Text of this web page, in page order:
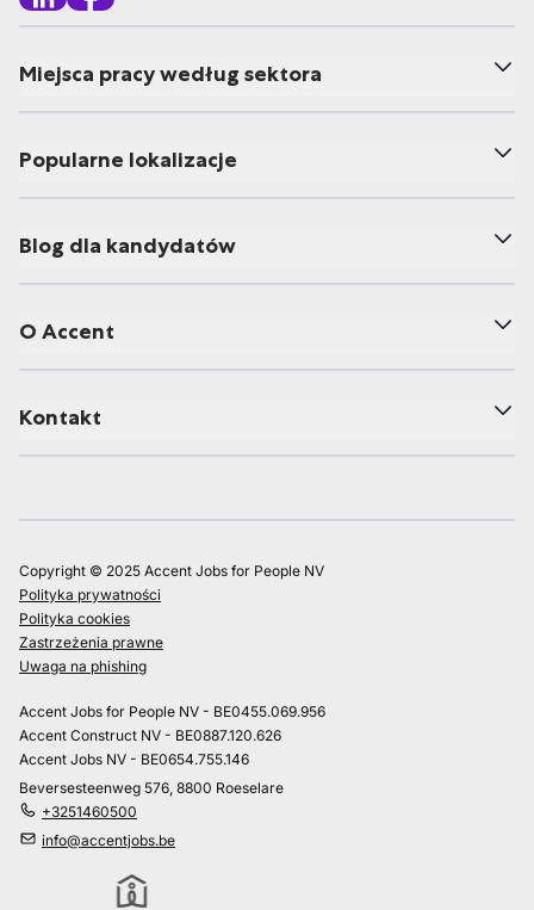
Miejsca pracy według sektora
Popularne lokalizacje
Blog dla kandydatów
O Accent
Kontakt
Copyright © 2025 Accent Jobs for People NV
Polityka prywatności
Polityka cookies
Zastrzeżenia prawne
Uwaga na phishing
Accent Jobs for People NV - BE0455.069.956
Accent Construct NV - BE0887.120.626
Accent Jobs NV - BE0654.755.146
Beversesteenweg 576, 8800 Roeselare
+3251460500
info@accentjobs.be